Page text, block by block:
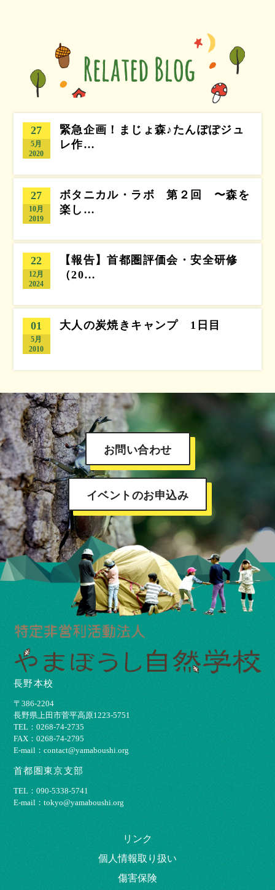
27
5月
2020
緊急企画！まじょ森♪たんぽぽジュ
レ作…
27
10月
2019
ボタニカル・ラボ 第２回 〜森を
楽し…
22
12月
2024
【報告】首都圏評価会・安全研修
（20…
01
5月
2010
大人の炭焼きキャンプ 1日目
お問い合わせ
イベントのお申込み
長野本校
〒386-2204
⻑野県上⽥市菅平⾼原1223-5751
TEL：0268-74-2735
FAX：0268-74-2795
E-mail：contact@yamaboushi.org
首都圏東京支部
TEL：090-5338-5741
E-mail：tokyo@yamaboushi.org
リンク
個⼈情報取り扱い
傷害保険